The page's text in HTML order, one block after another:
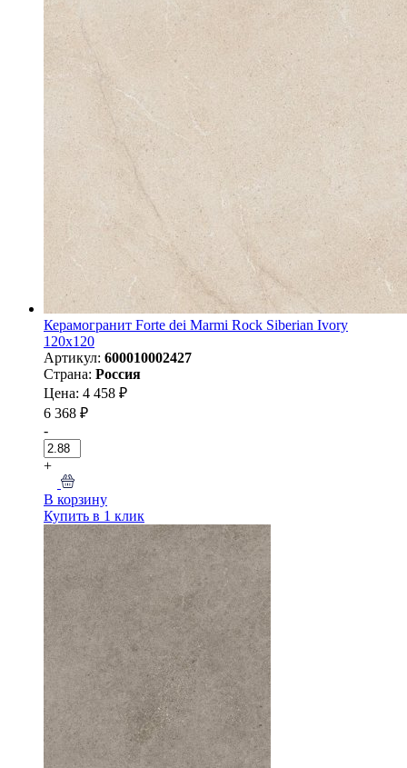
Керамогранит Forte dei Marmi Rock Siberian Ivory
120x120
Артикул: 600010002427
Страна: Россия
Цена: 4 458 ₽
6 368 ₽
-
+
В корзину
Купить в 1 клик